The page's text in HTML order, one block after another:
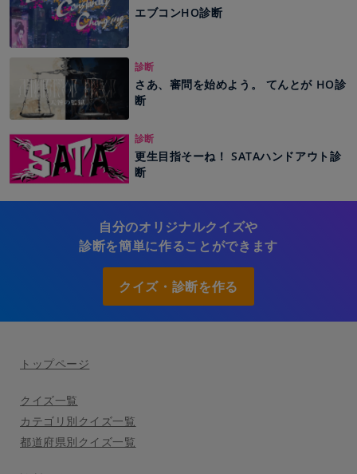
エブコンHO診断
診断
さあ、審問を始めよう。 てんとが HO診
断
診断
更生目指そーね！ SATAハンドアウト診
断
自分のオリジナルクイズや
診断を簡単に作ることができます
クイズ・診断を作る
トップページ
クイズ一覧
カテゴリ別クイズ一覧
都道府県別クイズ一覧